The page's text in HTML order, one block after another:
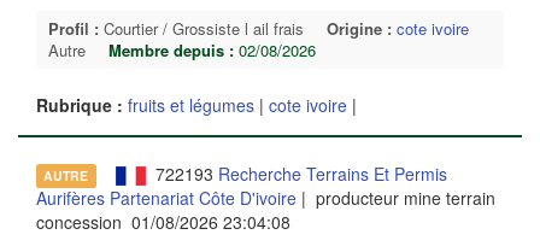
Profil : Courtier / Grossiste l ail frais Origine : cote ivoire
Autre
Membre depuis : 02/08/2026
Rubrique : fruits et légumes | cote ivoire |
AUTRE 722193 Recherche Terrains Et Permis
Aurifères Partenariat Côte D'ivoire | producteur mine terrain
concession 01/08/2026 23:04:08